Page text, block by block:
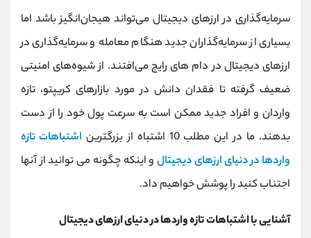
سرمایه‌گذاری در ارزهای دیجیتال می‌تواند هیجان‌انگیز باشد اما
بسیاری از سرمایه‌گذاران جدید هنگام معامله و سرمایه‌گذاری در
ارزهای دیجیتال در دام‌ های رایج می‌افتند. از شیوه‌های امنیتی
ضعیف گرفته تا فقدان دانش در مورد بازارهای کریپتو، تازه
واردان و افراد جدید ممکن است به سرعت پول خود را از دست
بدهند. ما در این مطلب 10 اشتباه از بزرگترین
اشتباهات تازه
واردها در دنیای ارزهای دیجیتالو اینکه چگونه می توانید از آنها
اجتناب کنید را پوشش خواهیم داد.
آشنایی با اشتباهات تازه واردها در دنیای ارزهای دیجیتال
اطلاعات تماس (دفتر فروش)
021-22021030
بدون پیش شماره 90001030
اینستاگرام @alireza.mehrabii
@alirezamehrabi_com
کانال بله @alirezamehrabi_official